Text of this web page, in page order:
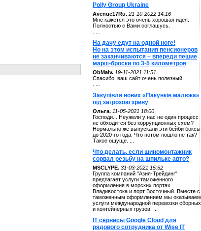
Polly Group Ukraine
Avenue17Ru. 21-10-2022 14:16
Мне кажется это очень хорошая идея.
Полностью с Вами соглашусь.
На дачу едут на одной ноге!
Но на этом испытания пенсионеров
не заканчиваются – впереди пешие
марш-броски по 3-5 километров
ОbMalv. 19-11-2021 11:51
Спасибо, ваш сайт очень полезный!
Закупівля нових «Пакунків малюка»
під загрозою зриву
Ольга. 11-05-2021 18:00
Господи... Неужели у нас не один процесс
не обходится без коррупционных схем?
Нормально же выпускали эти бейби боксы
до 2020-го года. Что потом пошло не так?
Такое ощуще. ...
Что делать, если шиномонтажник
сорвал резьбу на шпильке авто?
MSCLYPE. 31-03-2021 15:52
Группа компаний "Азия-Трейдинг"
предлагает услуги таможенного
оформления в морских портах
Владивостока и порт Восточный. Вместе с
таможенным оформлением мы оказываем
услуги международной перевозки сборных
и контейнерных грузов. ...
IT сервисы Google Cloud для
рядового сотрудника от Wise IT